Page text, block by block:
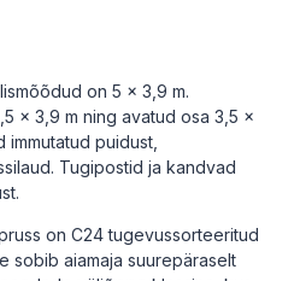
on 5 x 3,9 m.
x 3,9 m ning avatud osa 3,5 x
immutatud puidust,
Tugipostid ja kandvad
on C24 tugevussorteeritud
sobib aiamaja suurepäraselt